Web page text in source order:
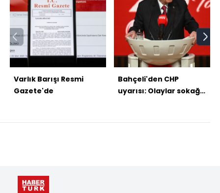
Varlık Barışı Resmi
Gazete'de
Bahçeli'den CHP
uyarısı: Olaylar sokağa